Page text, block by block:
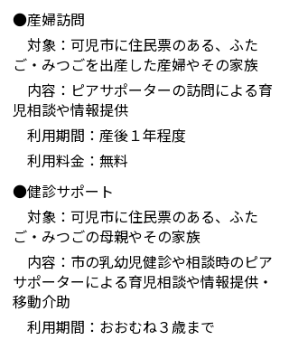
●産婦訪問
対象：可児市に住民票のある、ふた
ご・みつごを出産した産婦やその家族
内容：ピアサポーターの訪問による育
児相談や情報提供
利用期間：産後１年程度
利用料金：無料
●健診サポート
対象：可児市に住民票のある、ふた
ご・みつごの母親やその家族
内容：市の乳幼児健診や相談時のピア
サポーターによる育児相談や情報提供・
移動介助
利用期間：おおむね３歳まで